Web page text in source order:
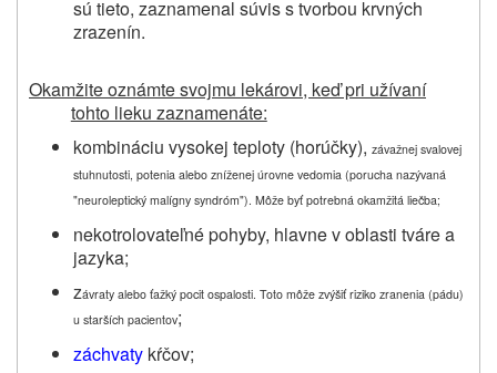
sú tieto, zaznamenal súvis s tvorbou krvných
zrazenín.
Okamžite oznámte svojmu lekárovi, keď pri užívaní
tohto lieku zaznamenáte:
kombináciu vysokej teploty (horúčky), závažnej svalovej
stuhnutosti, potenia alebo zníženej úrovne vedomia (porucha nazývaná
"neuroleptický malígny syndróm"). Môže byť potrebná okamžitá liečba;
nekotrolovateľné pohyby, hlavne v oblasti tváre a
jazyka;
závraty alebo ťažký pocit ospalosti. Toto môže zvýšiť riziko zranenia (pádu)
u starších pacientov;
záchvaty kŕčov;